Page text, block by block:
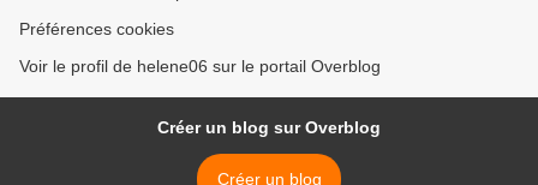
Préférences cookies
Voir le profil de helene06 sur le portail Overblog
Créer un blog sur Overblog
Créer un blog